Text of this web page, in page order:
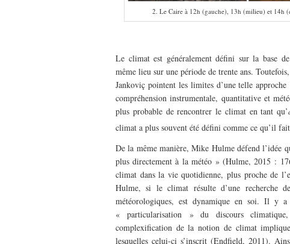
2. Le Caire à 12h (gauche), 13h (milieu) et 14h
Le climat est généralement défini sur la base
même lieu sur une période de trente ans.
Jankoviç pointent les limites d’une telle
compréhension instrumentale, quantitative et
plus probable de rencontrer le climat en tant qu’
climat a plus souvent été défini comme ce qu’il
De la même manière, Mike Hulme défend l’idée
plus directement à la météo » (Hulme, 2015 :
climat dans la vie quotidienne, plus proche de
Hulme, si le climat résulte d’une recherche
météorologiques, est dynamique en soi. Il y
« particularisation » du discours
complexification de la notion de climat
lesquelles celui-ci s’inscrit (Endfield, 2011).